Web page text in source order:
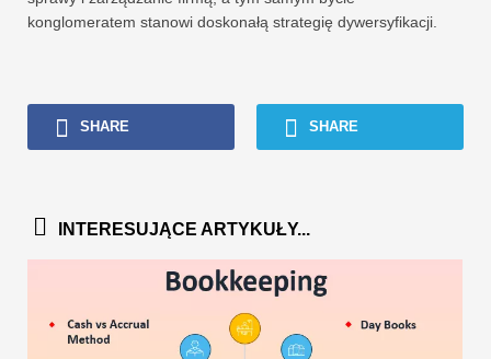
konglomeratem stanowi doskonałą strategię dywersyfikacji.
SHARE SHARE
INTERESUJĄCE ARTYKUŁY...